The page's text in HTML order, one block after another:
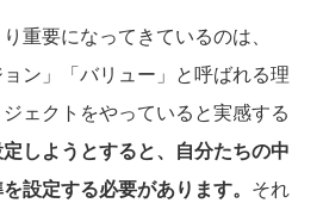
重要になってきているのは、
ョン」「バリュー」と呼ばれる理
ェクトをやっていると実感する
しようとすると、自分たちの中
設定する必要があります。 それ